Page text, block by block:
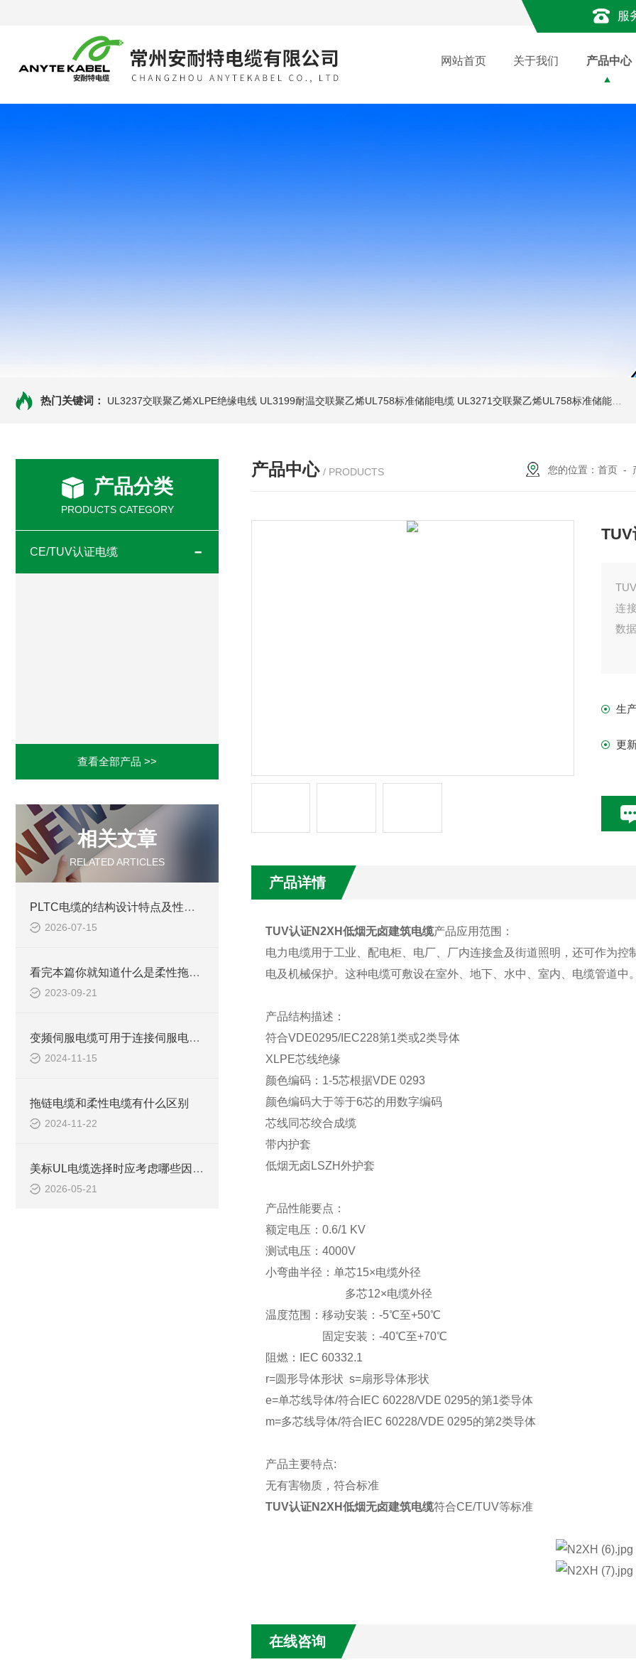
服
网站首页 关于我们 产品中心
热门关键词： UL3237交联聚乙烯XLPE绝缘电线 UL3199耐温交联聚乙烯UL758标准储能电缆 UL3271交联聚乙烯UL758标准储能电缆
产品分类
PRODUCTS CATEGORY
CE/TUV认证电缆
查看全部产品 >>
相关文章
RELATED ARTICLES
PLTC电缆的结构设计特点及性能优势体现
2026-07-15
看完本篇你就知道什么是柔性拖链电缆了
2023-09-21
变频伺服电缆可用于连接伺服电动机，实现精确的运动控制
2024-11-15
拖链电缆和柔性电缆有什么区别
2024-11-22
美标UL电缆选择时应考虑哪些因素？
2026-05-21
产品中心 / PRODUCTS 您的位置： 首页 -
连
数
生
更
产品详情
TUV认证N2XH低烟无卤建筑电缆产品应用范围：
电力电缆用于工业、配电柜、电厂、厂内连接盒及街道照明，还可作为
电及机械保护。这种电缆可敷设在室外、地下、水中、室内、电缆管道中
产品结构描述：
符合VDE0295/IEC228第1类或2类导体
XLPE芯线绝缘
颜色编码： 1-5芯根据VDE 0293
颜色编码大于等于6芯的用数字编码
芯线同芯绞合成缆
带内护套
低烟无卤LSZH外护套
产品性能要点：
额定电压： 0.6/1 KV
测试电压： 4000V
小弯曲半径：单芯15×电缆外径
多芯12×电缆外径
温度范围：移动安装： -5℃至+50℃
固定安装： -40℃至+70℃
阻燃：
IEC 60332.1
r=圆形导体形状 s=扇形导体形状
e=单芯线导体/符合IEC 60228/VDE 0295的第1娄导体
m=多芯线导体/符合IEC 60228/VDE 0295的第2类导体
产品主要特点:
无有害物质，符合标准
TUV认证N2XH低烟无卤建筑电缆符合CE/TUV等标准
在线咨询